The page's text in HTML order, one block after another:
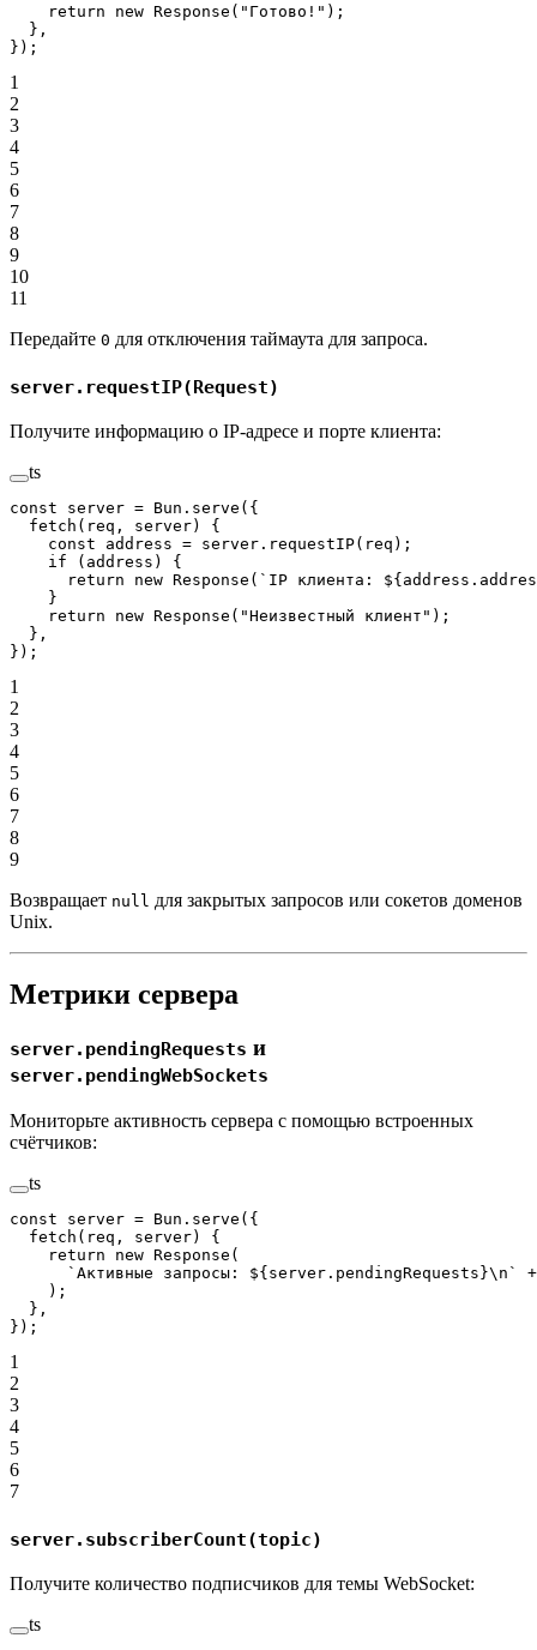
    return
new Response ( "Готово!" );
  },
});
1
2
3
4
5
6
7
8
9
10
11
Передайте 0 для отключения таймаута для запроса.
server.requestIP(Request)
Получите информацию о IP-адресе и порте клиента:
ts
const server = Bun. serve ({
  fetch
( req , server) {
    const
address = server. requestIP(req);
    if
(address) {
      return
new Response ( `IP клиента: ${ address .
    }
    return
new Response ( "Неизвестный клиент" );
  },
});
1
2
3
4
5
6
7
8
9
Возвращает null для закрытых запросов или сокетов доменов
Unix.
Метрики сервера
server.pendingRequests и
server.pendingWebSockets
Мониторьте активность сервера с помощью встроенных
счётчиков:
ts
const server = Bun. serve ({
  fetch
( req , server) {
    return
new Response (
      `Активные запросы: ${
server . pendingRequests }\n `
+
    );
  },
});
1
2
3
4
5
6
7
server.subscriberCount(topic)
Получите количество подписчиков для темы WebSocket:
ts